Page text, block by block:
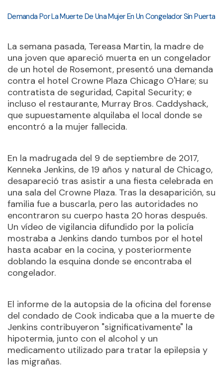
Demanda Por La Muerte De Una Mujer En Un Congelador Sin Puerta
La semana pasada, Tereasa Martin, la madre de
una joven que apareció muerta en un congelador
de un hotel de Rosemont, presentó una demanda
contra el hotel Crowne Plaza Chicago O'Hare; su
contratista de seguridad, Capital Security; e
incluso el restaurante, Murray Bros. Caddyshack,
que supuestamente alquilaba el local donde se
encontró a la mujer fallecida.
En la madrugada del 9 de septiembre de 2017,
Kenneka Jenkins, de 19 años y natural de Chicago,
desapareció tras asistir a una fiesta celebrada en
una sala del Crowne Plaza. Tras la desaparición, su
familia fue a buscarla, pero las autoridades no
encontraron su cuerpo hasta 20 horas después.
Un vídeo de vigilancia difundido por la policía
mostraba a Jenkins dando tumbos por el hotel
hasta acabar en la cocina, y posteriormente
doblando la esquina donde se encontraba el
congelador.
El informe de la autopsia de la oficina del forense
del condado de Cook indicaba que a la muerte de
Jenkins contribuyeron "significativamente" la
hipotermia, junto con el alcohol y un
medicamento utilizado para tratar la epilepsia y
las migrañas.